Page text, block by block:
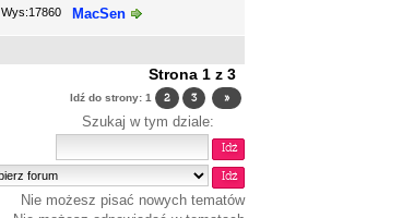
Wys:17860
MacSen
Strona 1 z 3
Idź do strony: 1 2 3 »
Szukaj w tym dziale:
Nie możesz pisać nowych tematów